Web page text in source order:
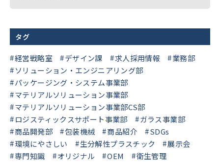
タグ
経営戦略室 デザイン課 求人採用情報
業務部
ソリューション・エンジニアリング部
パッケージング・システム事業部
マテリアルソリューション事業部
マテリアルソリューション事業部CS部
ロジスティックスサポート事業部
ガラス事業部
商品開発部
包装機械 商品紹介
SDGs
環境にやさしい
生分解性プラスチック
展示会
専門知識
オリジナル OEM
衛生管理